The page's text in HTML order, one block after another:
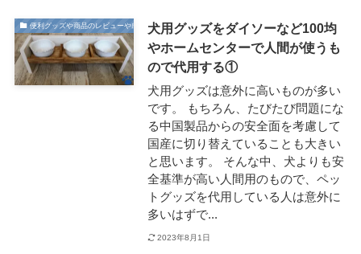
便利グッズや商品のレビューや感想
犬用グッズをダイソーなど100均
やホームセンターで人間が使うも
ので代用する①
犬用グッズは意外に高いものが多い
です。 もちろん、たびたび問題にな
る中国製品からの安全面を考慮して
国産に切り替えていることも大きい
と思います。 そんな中、犬よりも安
全基準が高い人間用のもので、ペッ
トグッズを代用している人は意外に
多いはずで...
2023年8月1日